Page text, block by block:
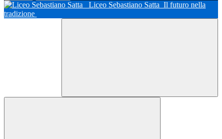
Liceo Sebastiano Satta Il futuro nella
tradizione